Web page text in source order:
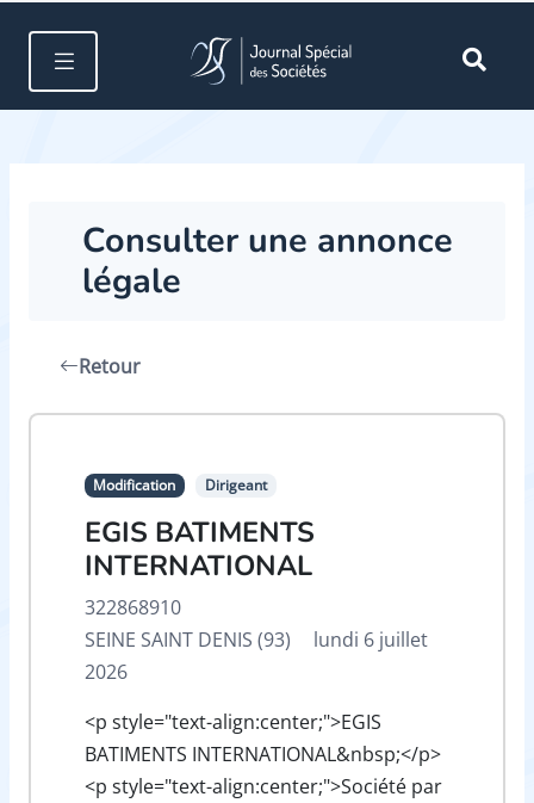
Consulter une annonce
légale
Retour
Modification Dirigeant
EGIS BATIMENTS
INTERNATIONAL
322868910
SEINE SAINT DENIS (93)
lundi 6 juillet
2026
<p style="text-align:center;">EGIS
BATIMENTS INTERNATIONAL&nbsp;</p>
<p style="text-align:center;">Société par